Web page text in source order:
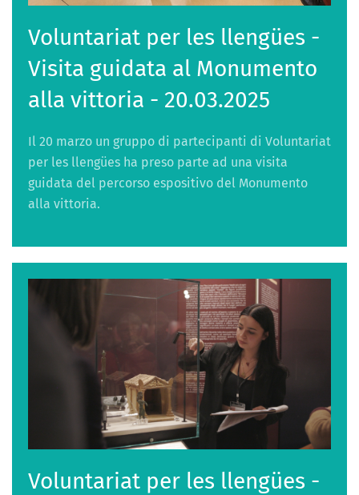
Voluntariat per les llengües -
Visita guidata al Monumento
alla vittoria - 20.03.2025
Il 20 marzo un gruppo di partecipanti di Voluntariat
per les llengües ha preso parte ad una visita
guidata del percorso espositivo del Monumento
alla vittoria.
Voluntariat per les llengües -